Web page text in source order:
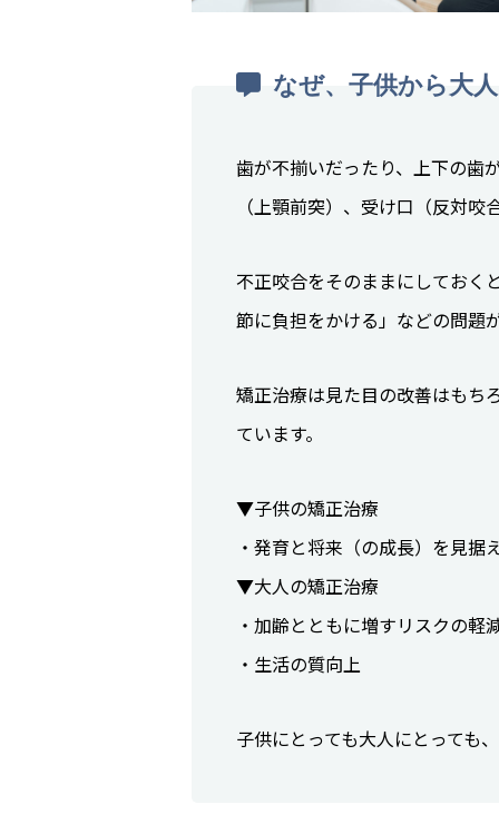
なぜ、子供から大
歯が不揃いだったり、上下の歯
（上顎前突）、受け口（反対
不正咬合をそのままにしておく
節に負担をかける」などの問題
矯正治療は見た目の改善はもち
ています。
▼子供の矯正治療
・発育と将来（の成長）を見据
▼大人の矯正治療
・加齢とともに増すリスクの軽
・生活の質向上
子供にとっても大人にとっても